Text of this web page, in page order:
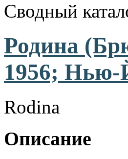
Сводный
Родина
1956; Нью-
Rodina
Описание